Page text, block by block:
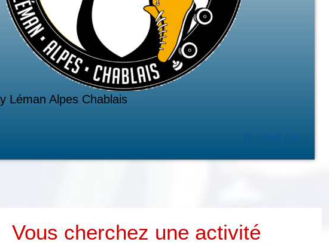
Léman Alpes Chablais
Vous cherchez une activité